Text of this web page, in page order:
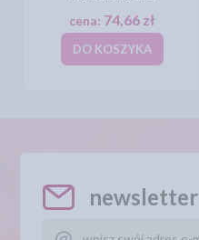
cena: 74,66 zł
DO KOSZYKA
newsletter